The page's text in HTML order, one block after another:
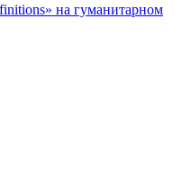
на гуманитарном